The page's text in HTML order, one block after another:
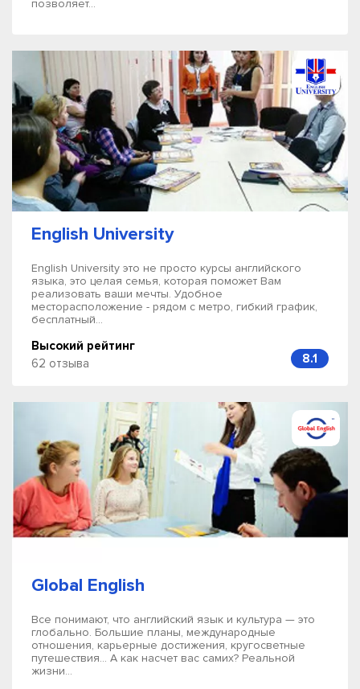
позволяет...
English University
English University это не просто курсы английского
языка, это целая семья, которая поможет Вам
реализовать ваши мечты. Удобное
месторасположение - рядом с метро, гибкий график,
бесплатный...
Высокий рейтинг
62 отзыва
8.1
Global English
Все понимают, что английский язык и культура — это
глобально. Большие планы, международные
отношения, карьерные достижения, кругосветные
путешествия… А как насчет вас самих? Реальной
жизни...